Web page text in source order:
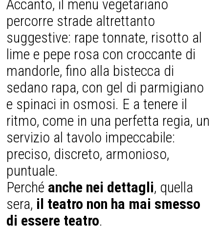
Accanto, il menu vegetariano
percorre strade altrettanto
suggestive: rape tonnate, risotto al
lime e pepe rosa con croccante di
mandorle, fino alla bistecca di
sedano rapa, con gel di parmigiano
e spinaci in osmosi. E a tenere il
ritmo, come in una perfetta regia, un
servizio al tavolo impeccabile:
preciso, discreto, armonioso,
puntuale.
Perché anche nei dettagli, quella
sera, il teatro non ha mai smesso
di essere teatro.